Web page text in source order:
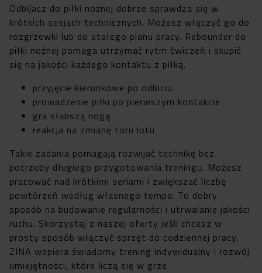
Odbijacz do piłki nożnej dobrze sprawdza się w
krótkich sesjach technicznych. Możesz włączyć go do
rozgrzewki lub do stałego planu pracy. Rebounder do
piłki nożnej pomaga utrzymać rytm ćwiczeń i skupić
się na jakości każdego kontaktu z piłką.
przyjęcie kierunkowe po odbiciu
prowadzenie piłki po pierwszym kontakcie
gra słabszą nogą
reakcja na zmianę toru lotu
Takie zadania pomagają rozwijać technikę bez
potrzeby długiego przygotowania treningu. Możesz
pracować nad krótkimi seriami i zwiększać liczbę
powtórzeń według własnego tempa. To dobry
sposób na budowanie regularności i utrwalanie jakości
ruchu. Skorzystaj z naszej oferty jeśli chcesz w
prosty sposób włączyć sprzęt do codziennej pracy.
ZINA wspiera świadomy trening indywidualny i rozwój
umiejętności, które liczą się w grze.